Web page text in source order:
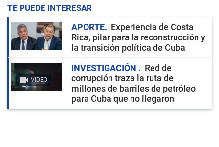
TE PUEDE INTERESAR
APORTE
Experiencia de Costa
Rica, pilar para la reconstrucción y
la transición política de Cuba
VIDEO
INVESTIGACIÓN
Red de
corrupción traza la ruta de
millones de barriles de petróleo
para Cuba que no llegaron